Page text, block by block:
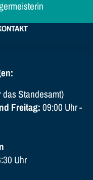
Standesamt)
Freitag:09:00 Uhr -
Uhr